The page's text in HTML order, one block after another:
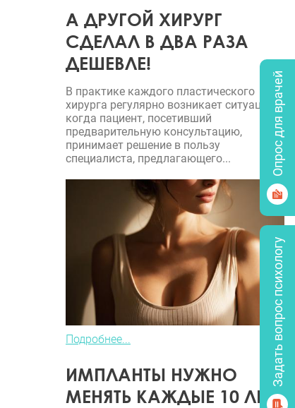
А ДРУГОЙ ХИРУРГ
СДЕЛАЛ В ДВА РАЗА
ДЕШЕВЛЕ!
В практике каждого пластического
хирурга регулярно возникает ситуация,
когда пациент, посетивший
предварительную консультацию,
принимает решение в пользу
специалиста, предлагающего...
Подробнее...
ИМПЛАНТЫ НУЖНО
МЕНЯТЬ КАЖДЫЕ 10 ЛЕТ?
Опрос для врачей
Задать вопрос психологу